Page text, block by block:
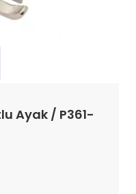
Ayak / P361-